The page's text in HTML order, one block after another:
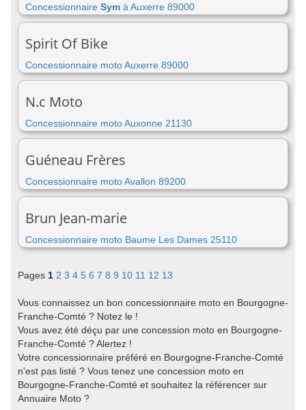
Concessionnaire Sym à Auxerre 89000
Spirit Of Bike
Concessionnaire moto Auxerre 89000
N.c Moto
Concessionnaire moto Auxonne 21130
Guéneau Frères
Concessionnaire moto Avallon 89200
Brun Jean-marie
Concessionnaire moto Baume Les Dames 25110
Pages 1 2 3 4 5 6 7 8 9 10 11 12 13
Vous connaissez un bon concessionnaire moto en Bourgogne-
Franche-Comté ? Notez le !
Vous avez été déçu par une concession moto en Bourgogne-
Franche-Comté ? Alertez !
Votre concessionnaire préféré en Bourgogne-Franche-Comté
n'est pas listé ? Vous tenez une concession moto en
Bourgogne-Franche-Comté et souhaitez la référencer sur
Annuaire Moto ?